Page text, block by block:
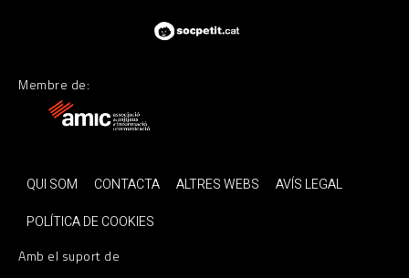
Membre de:
QUI SOM CONTACTA ALTRES WEBS
AVÍS LEGAL
POLÍTICA DE COOKIES
Amb el suport de